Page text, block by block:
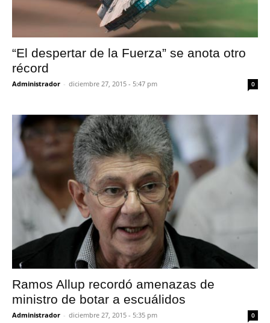
“El despertar de la Fuerza” se anota otro
récord
Administrador - diciembre 27, 2015 - 5:47 pm 0
Ramos Allup recordó amenazas de
ministro de botar a escuálidos
Administrador - diciembre 27, 2015 - 5:35 pm 0